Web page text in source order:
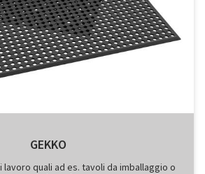
GEKKO
quali ad es. tavoli da imballaggio o